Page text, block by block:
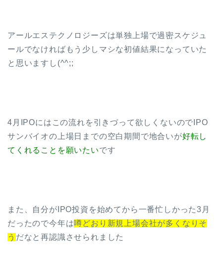
アールエステクノロジーズは単独上場で過密スケジュ
ールでなければもう少しマシな初値結果になっていた
と思いますし(^^;;
4月IPOにはこの流れを引きづって欲しくないのでIPO
サンバイオの上場日までの空白期間で地合いが好転し
てくれることを願いたいです
また、自分がIPO投資を始めてから一番忙しかった3月
だったので今年は噂どおり新規上場会社が多くなりそ
う だなと再認識させられました